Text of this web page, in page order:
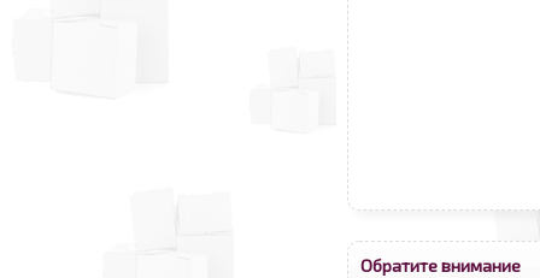
Обратите внимание